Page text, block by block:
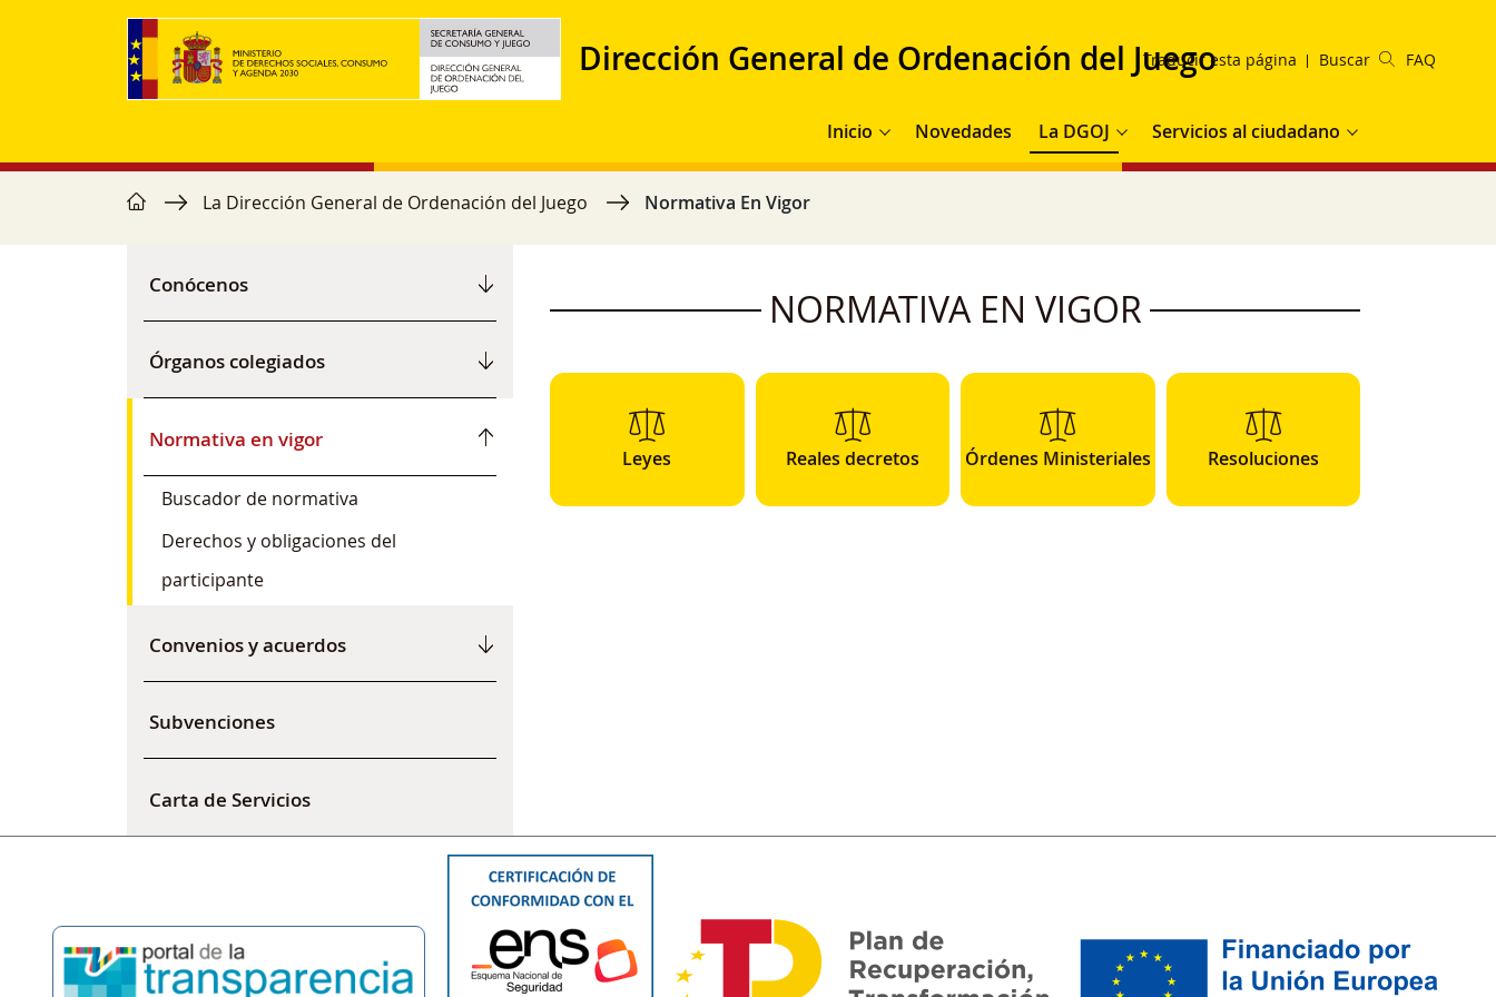
Pasar al contenido principal
Dirección General de Ordenación del JuegoTraducir esta página Buscar FAQ
Navegación principal
Inicio Novedades La DGOJ Servicios al ciudadano
Ruta de navegación
home La Dirección General de Ordenación del Juego Normativa En Vigor
Conócenos
Órganos colegiados
Normativa en vigor
Buscador de normativa
Derechos y obligaciones del
participante
Convenios y acuerdos
Subvenciones
Carta de Servicios
NORMATIVA EN VIGOR
Leyes Reales decretos Órdenes Ministeriales Resoluciones